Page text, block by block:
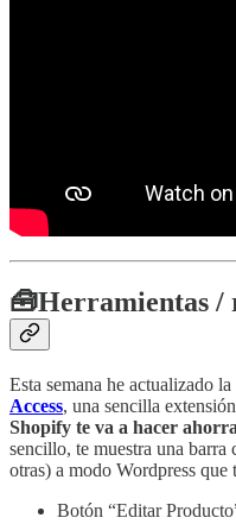
🧰Herramientas /
Esta semana he actualizado
Access, una sencilla
Shopify te va a hacer
sencillo, te muestra una barra
otras) a modo Wordpress que
Botón “Editar